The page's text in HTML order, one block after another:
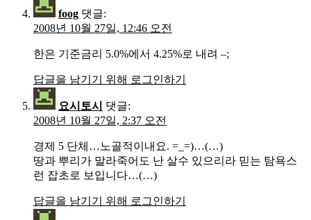
foog 댓글:
2008년 10월 27일, 12:46 오전
한은 기준금리 5.0%에서 4.25%로 내려 –;
답글을 남기기 위해 로그인하기
요시토시
댓글:
2008년 10월 27일, 2:37 오전
경제 5 단체…노골적이내요. =_=)…(…)
땅과 뿌리가 말라죽어도 난 살수 있으리라 믿는 탐욕스
런 잡초로 보입니다…(…)
답글을 남기기 위해 로그인하기